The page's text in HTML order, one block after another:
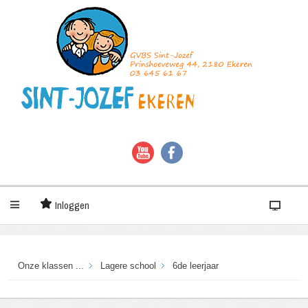
Inloggen
Onze klassen ... Lagere school 6de leerjaar